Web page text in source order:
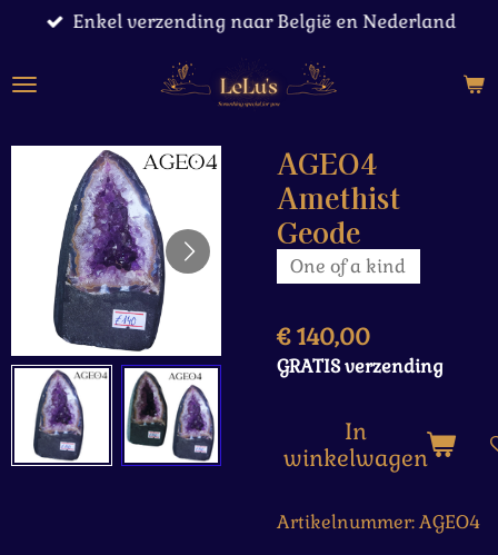
naar
Enkel verzending naar België en Nederland
AGEO4
Amethist
Geode
One of a kind
€ 140,00
GRATIS verzending
In
winkelwagen
Artikelnummer:AGEO4